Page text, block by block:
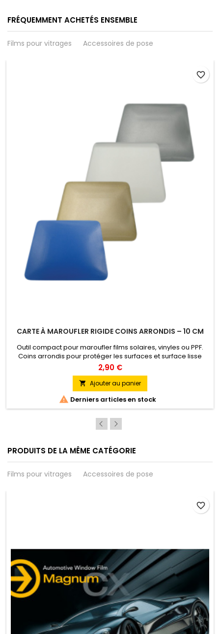
FRÉQUEMMENT ACHETÉS ENSEMBLE
Films pour vitrages Accessoires de pose
CARTE À MAROUFLER RIGIDE COINS ARRONDIS – 10 CM
Outil compact pour maroufler films solaires, vinyles ou PPF.
Coins arrondis pour protéger les surfaces et surface lisse
pour un marouflage précis. Couleurs : Silver, White, Gold, Blue.
2,90 €
 Ajouter au panier
 Derniers articles en stock
favorite_border
PRODUITS DE LA MÊME CATÉGORIE
Films pour vitrages Accessoires de pose
favorite_border